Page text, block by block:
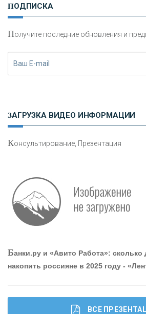
Работа мечты. Что банки делают
привлечь и удержать
сохранения и увеличения капитала
ПОДПИСКА
Получите последние обновления и
ЗАГРУЗКА ВИДЕО ИНФОРМАЦИИ
Консультирование, Презентация
Банки.ру и «Авито Работа»: сколько
накопить россияне в 2025 году -
ВСЕ